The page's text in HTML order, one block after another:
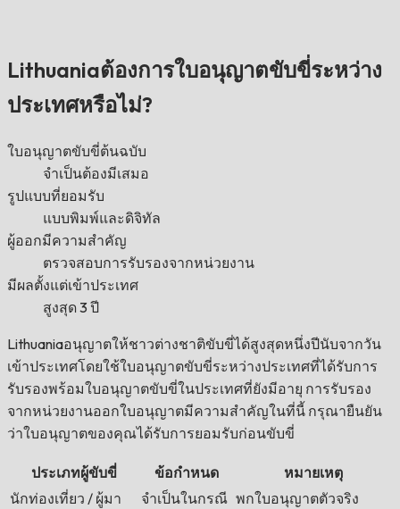
Lithuaniaต้องการใบอนุญาตขับขี่ระหว่าง
ประเทศหรือไม่?
ใบอนุญาตขับขี่ต้นฉบับ
จำเป็นต้องมีเสมอ
รูปแบบที่ยอมรับ
แบบพิมพ์และดิจิทัล
ผู้ออกมีความสำคัญ
ตรวจสอบการรับรองจากหน่วยงาน
มีผลตั้งแต่เข้าประเทศ
สูงสุด 3 ปี
Lithuaniaอนุญาตให้ชาวต่างชาติขับขี่ได้สูงสุดหนึ่งปีนับจากวัน
เข้าประเทศโดยใช้ใบอนุญาตขับขี่ระหว่างประเทศที่ได้รับการ
รับรองพร้อมใบอนุญาตขับขี่ในประเทศที่ยังมีอายุ การรับรอง
จากหน่วยงานออกใบอนุญาตมีความสำคัญในที่นี้ กรุณายืนยัน
ว่าใบอนุญาตของคุณได้รับการยอมรับก่อนขับขี่
ประเภทผู้ขับขี่ ข้อกำหนด
หมายเหตุ
นักท่องเที่ยว / ผู้มา
จำเป็นในกรณี พกใบอนุญาตตัวจริง